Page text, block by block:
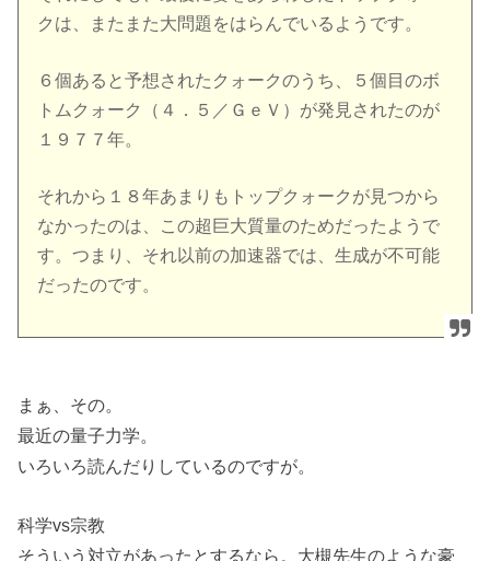
クは、またまた大問題をはらんでいるようです。
６個あると予想されたクォークのうち、５個目のボ
トムクォーク（４．５／ＧｅＶ）が発見されたのが
１９７７年。
それから１８年あまりもトップクォークが見つから
なかったのは、この超巨大質量のためだったようで
す。つまり、それ以前の加速器では、生成が不可能
だったのです。
まぁ、その。
最近の量子力学。
いろいろ読んだりしているのですが。
科学vs宗教
そういう対立があったとするなら。大槻先生のような豪